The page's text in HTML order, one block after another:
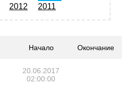
2012 2011
Начало Окончание
20.06.2017
02:00:00